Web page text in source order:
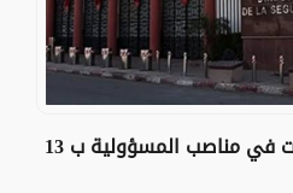
حموشي يؤشر على تعيينات في مناصب المسؤولية ب 13